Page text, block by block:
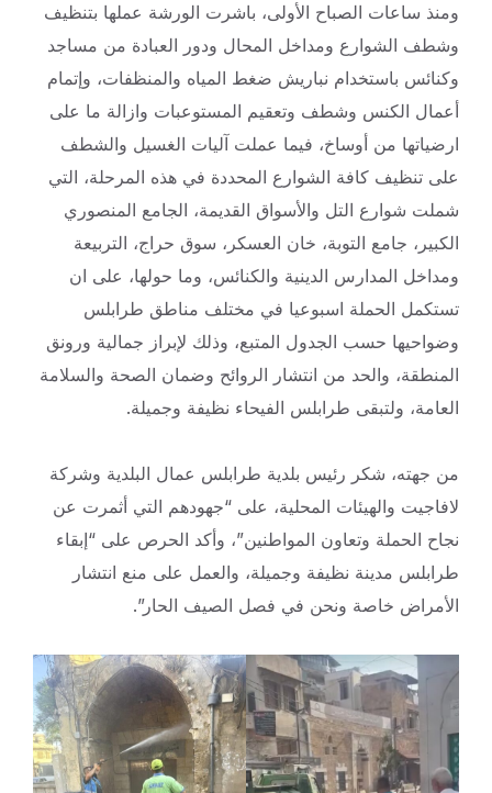
ومنذ ساعات الصباح الأولى، باشرت الورشة عملها بتنظيف
وشطف الشوارع ومداخل المحال ودور العبادة من مساجد
وكنائس باستخدام نباريش ضغط المياه والمنظفات، وإتمام
أعمال الكنس وشطف وتعقيم المستوعبات وازالة ما على
ارضياتها من أوساخ، فيما عملت آليات الغسيل والشطف
على تنظيف كافة الشوارع المحددة في هذه المرحلة، التي
شملت شوارع التل والأسواق القديمة، الجامع المنصوري
الكبير، جامع التوبة، خان العسكر، سوق حراج، التربيعة
ومداخل المدارس الدينية والكنائس، وما حولها، على ان
تستكمل الحملة اسبوعيا في مختلف مناطق طرابلس
وضواحيها حسب الجدول المتبع، وذلك لإبراز جمالية ورونق
المنطقة، والحد من انتشار الروائح وضمان الصحة والسلامة
العامة، ولتبقى طرابلس الفيحاء نظيفة وجميلة.
من جهته، شكر رئيس بلدية طرابلس عمال البلدية وشركة
لافاجيت والهيئات المحلية، على “جهودهم التي أثمرت عن
نجاح الحملة وتعاون المواطنين”، وأكد الحرص على “إبقاء
طرابلس مدينة نظيفة وجميلة، والعمل على منع انتشار
الأمراض خاصة ونحن في فصل الصيف الحار”.